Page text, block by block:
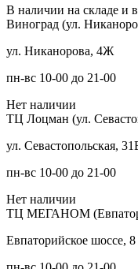
В наличии на складе и
Виноград (ул.
ул. Никанорова, 4Ж
пн-вс 10-00 до 21-00
Нет наличии
ТЦ Лоцман (ул.
ул. Севастопольская,
пн-вс 10-00 до 21-00
Нет наличии
ТЦ МЕГАНОМ
Евпаторийское шоссе, 8